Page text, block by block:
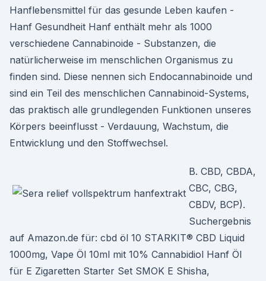
Hanflebensmittel für das gesunde Leben kaufen -
Hanf Gesundheit Hanf enthält mehr als 1000
verschiedene Cannabinoide - Substanzen, die
natürlicherweise im menschlichen Organismus zu
finden sind. Diese nennen sich Endocannabinoide und
sind ein Teil des menschlichen Cannabinoid-Systems,
das praktisch alle grundlegenden Funktionen unseres
Körpers beeinflusst - Verdauung, Wachstum, die
Entwicklung und den Stoffwechsel.
B. CBD, CBDA,
CBC, CBG,
CBDV, BCP).
Suchergebnis
auf Amazon.de für: cbd öl 10 STARKIT® CBD Liquid
1000mg, Vape Öl 10ml mit 10% Cannabidiol Hanf Öl
für E Zigaretten Starter Set SMOK E Shisha,